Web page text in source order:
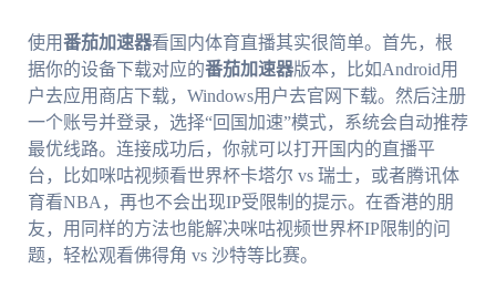
使用番茄加速器看国内体育直播其实很简单。首先，根
据你的设备下载对应的番茄加速器版本，比如Android用
户去应用商店下载，Windows用户去官网下载。然后注册
一个账号并登录，选择“回国加速”模式，系统会自动推荐
最优线路。连接成功后，你就可以打开国内的直播平
台，比如咪咕视频看世界杯卡塔尔 vs 瑞士，或者腾讯体
育看NBA，再也不会出现IP受限制的提示。在香港的朋
友，用同样的方法也能解决咪咕视频世界杯IP限制的问
题，轻松观看佛得角 vs 沙特等比赛。